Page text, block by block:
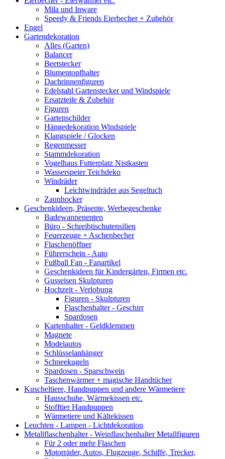
Mila und Inware
Speedy & Friends Eierbecher + Zubehör
Engel
Gartendekoration
Alles (Garten)
Balancer
Beetstecker
Blumentopfhalter
Dachrinnenfiguren
Edelstahl Gartenstecker und Windspiele
Ersatzteile & Zubehör
Figuren
Gartenschilder
Hängedekoration Windspiele
Klangspiele / Glocken
Regenmesser
Stammdekoration
Vogelhaus Futterplatz Nistkasten
Wasserspeier Teichdeko
Windräder
Leichtwindräder aus Segeltuch
Zaunhocker
Geschenkideen, Präsente, Werbegeschenke
Badewannenenten
Büro - Schreibtischutensilien
Feuerzeuge + Aschenbecher
Flaschenöffner
Führerschein - Auto
Fußball Fan - Fanartikel
Geschenkideen für Kindergärten, Firmen etc.
Gusseisen Skulpturen
Hochzeit - Verlobung
Figuren - Skulpturen
Flaschenhalter - Geschirr
Spardosen
Kartenhalter - Geldklemmen
Magnete
Modelautos
Schlüsselanhänger
Schneekugeln
Spardosen - Sparschwein
Taschenwärmer + magische Handtücher
Kuscheltiere, Handpuppen und andere Wärmetiere
Hausschuhe, Wärmekissen etc.
Stofftier Handpuppen
Wärmetiere und Kältekissen
Leuchten - Lampen - Lichtdekoration
Metallflaschenhalter - Weinflaschenhalter Metallfiguren
Für 2 oder mehr Flaschen
Motorräder, Autos, Flugzeuge, Schiffe, Trecker,